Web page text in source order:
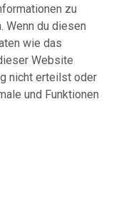
zu
Wenn du diesen
wie das
Website
nicht erteilst oder
und Funktionen